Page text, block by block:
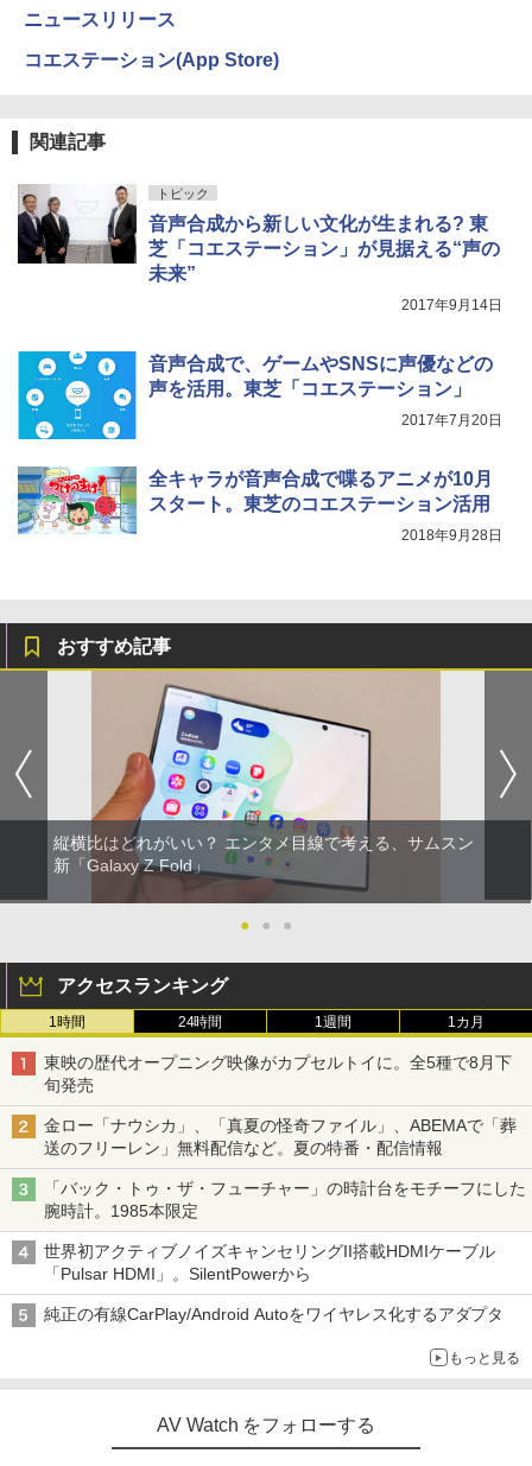
ニュースリリース
コエステーション(App Store)
関連記事
トピック
音声合成から新しい文化が生まれる? 東
芝「コエステーション」が見据える“声の
未来”
2017年9月14日
音声合成で、ゲームやSNSに声優などの
声を活用。東芝「コエステーション」
2017年7月20日
全キャラが音声合成で喋るアニメが10月
スタート。東芝のコエステーション活用
2018年9月28日
おすすめ記事
縦横比はどれがいい？ エンタメ目線で考える、サムスン
新「Galaxy Z Fold」
● ● ●
アクセスランキング
1時間 24時間 1週間 1カ月
東映の歴代オープニング映像がカプセルトイに。全5種で8月下
旬発売
金ロー「ナウシカ」、「真夏の怪奇ファイル」、ABEMAで「葬
送のフリーレン」無料配信など。夏の特番・配信情報
「バック・トゥ・ザ・フューチャー」の時計台をモチーフにした
腕時計。1985本限定
世界初アクティブノイズキャンセリングII搭載HDMIケーブル
「Pulsar HDMI」。SilentPowerから
純正の有線CarPlay/Android Autoをワイヤレス化するアダプタ
もっと見る
AV Watch をフォローする